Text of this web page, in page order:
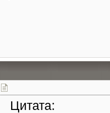
Цитата: